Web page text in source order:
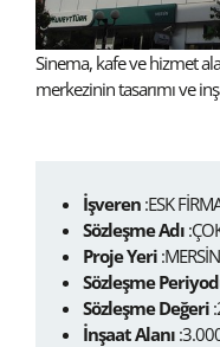
Sinema, kafe ve hizmet
merkezinin tasarımı ve
İşveren :ESK
Sözleşme Adı
Proje Yeri
Sözleşme
Sözleşme Değeri
İnşaat Alanı